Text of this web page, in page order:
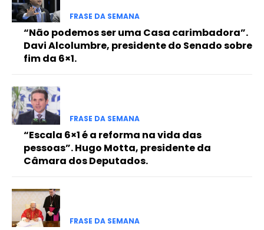
FRASE DA SEMANA
“Não podemos ser uma Casa carimbadora”.
Davi Alcolumbre, presidente do Senado sobre
fim da 6×1.
FRASE DA SEMANA
“Escala 6×1 é a reforma na vida das
pessoas”. Hugo Motta, presidente da
Câmara dos Deputados.
FRASE DA SEMANA